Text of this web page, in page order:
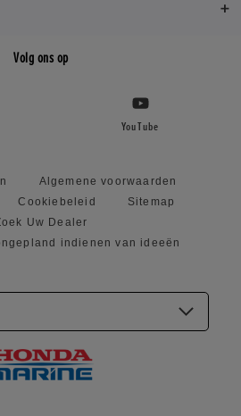
Volg ons op
YouTube
Algemene voorwaarden
Cookiebeleid
Sitemap
Uw Dealer
indienen van ideeën